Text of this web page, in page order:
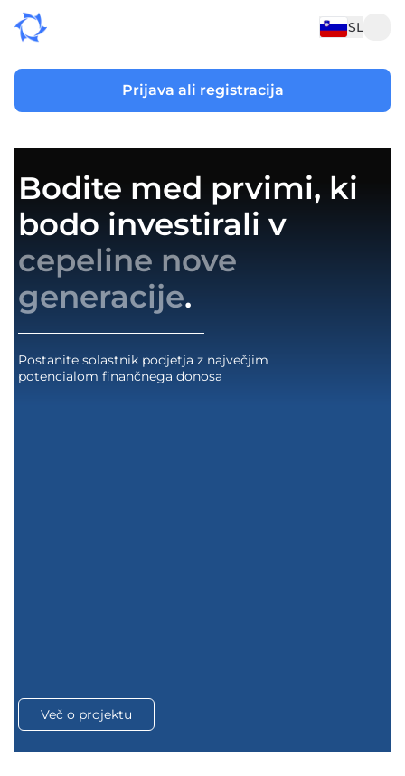
SL
Prijava ali registracija
Bodite med prvimi, ki
bodo investirali v
cepeline nove
generacije.
Postanite solastnik podjetja z največjim
potencialom finančnega donosa
Več o projektu